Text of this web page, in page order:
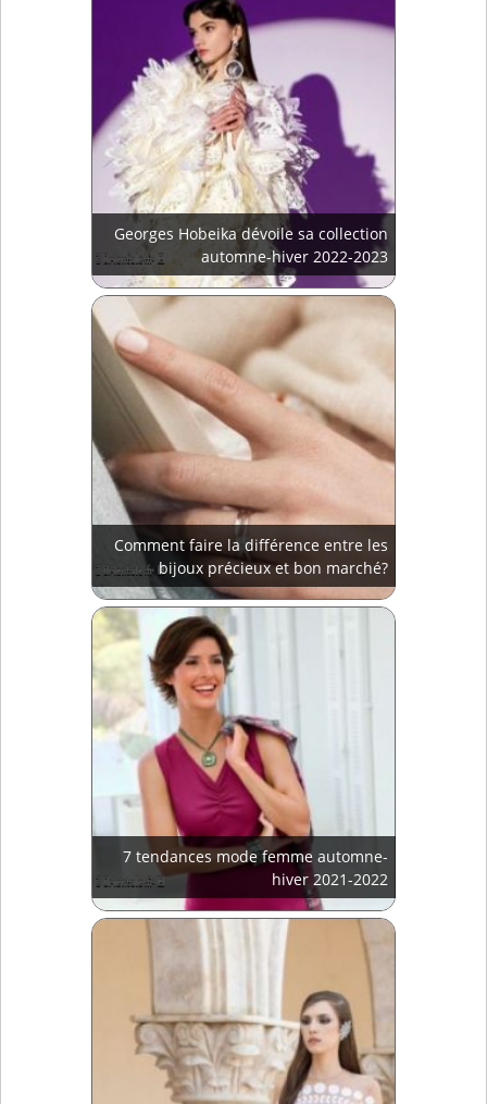
Georges Hobeika dévoile sa collection
automne-hiver 2022-2023
Comment faire la différence entre les
bijoux précieux et bon marché?
7 tendances mode femme automne-
hiver 2021-2022